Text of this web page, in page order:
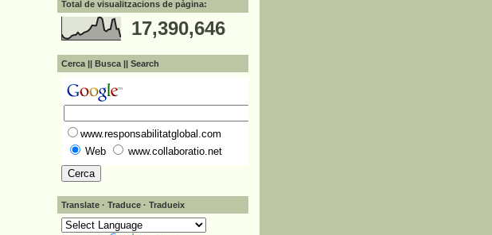
Total de visualitzacions de pàgina:
17,390,646
Cerca || Busca || Search
www.responsabilitatglobal.com
Web
www.collaboratio.net
Translate · Traduce · Tradueix